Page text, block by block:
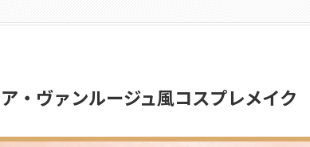
ア・ヴァンルージュ風コスプレメイク